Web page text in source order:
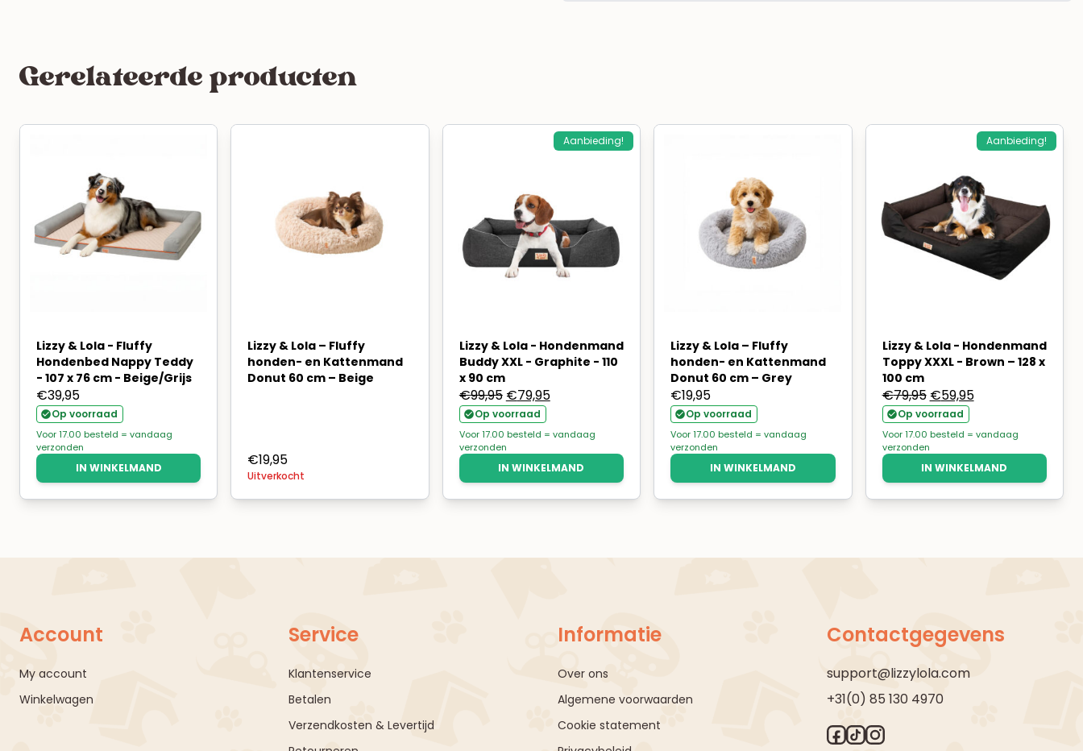
Gerelateerde producten
Lizzy & Lola - Fluffy
Hondenbed Nappy Teddy
- 107 x 76 cm - Beige/Grijs
€39,95
Op voorraad
Voor 17.00 besteld = vandaag
verzonden
IN WINKELMAND
Lizzy & Lola – Fluffy
honden- en Kattenmand
Donut 60 cm – Beige
€19,95
Uitverkocht
Aanbieding!
Lizzy & Lola - Hondenmand
Buddy XXL - Graphite - 110
x 90 cm
€99,95 Oorspronkelijke
prijs
was:
€99,95.
€79,95Huidige
is:
€79,95.
Op voorraad
Voor 17.00 besteld = vandaag
verzonden
IN WINKELMAND
Lizzy & Lola – Fluffy
honden- en Kattenmand
Donut 60 cm – Grey
€19,95
Op voorraad
Voor 17.00 besteld = vandaag
verzonden
IN WINKELMAND
Aanbieding!
Lizzy & Lola - Hondenmand
Toppy XXXL - Brown – 128 x
100 cm
€79,95 Oorspronkelijke
prijs
was:
€79,95.
€59,95Huidige
is:
€59,95.
Op voorraad
Voor 17.00 besteld = vandaag
verzonden
IN WINKELMAND
Account
My account
Winkelwagen
Service
Klantenservice
Betalen
Verzendkosten & Levertijd
Informatie
Over ons
Algemene voorwaarden
Cookie statement
Contactgegevens
support@lizzylola.com
+31(0) 85 130 4970